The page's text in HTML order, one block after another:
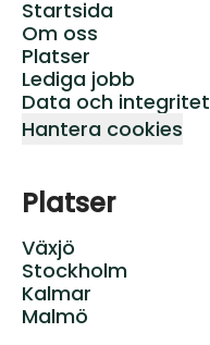
Startsida
Om oss
Platser
Lediga jobb
Data och integritet
Hantera cookies
Platser
Växjö
Stockholm
Kalmar
Malmö